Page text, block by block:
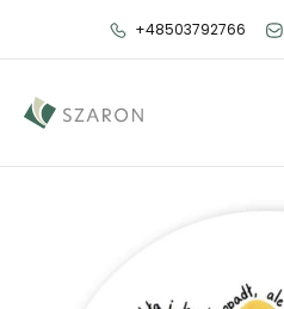
+48503792766